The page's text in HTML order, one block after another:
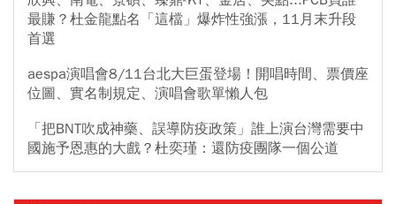
最賺？杜金龍點名「這檔」爆炸性強漲，11月末升段
首選
aespa演唱會8/11台北大巨蛋登場！開唱時間、票價座
位圖、實名制規定、演唱會歌單懶人包
「把BNT吹成神藥、誤導防疫政策」誰上演台灣需要中
國施予恩惠的大戲？杜奕瑾：還防疫團隊一個公道